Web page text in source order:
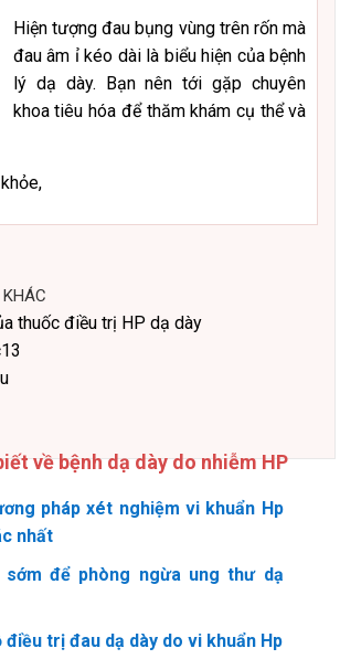
Hiện tượng đau bụng vùng trên rốn mà
đau âm ỉ kéo dài là biểu hiện của bệnh
lý dạ dày. Bạn nên tới gặp chuyên
khoa tiêu hóa để thăm khám cụ thể và
thuốc điều trị HP dạ dày
về bệnh dạ dày do nhiễm HP
pháp xét nghiệm vi khuẩn Hp
nhất
sớm để phòng ngừa ung thư dạ
điều trị đau dạ dày do vi khuẩn Hp